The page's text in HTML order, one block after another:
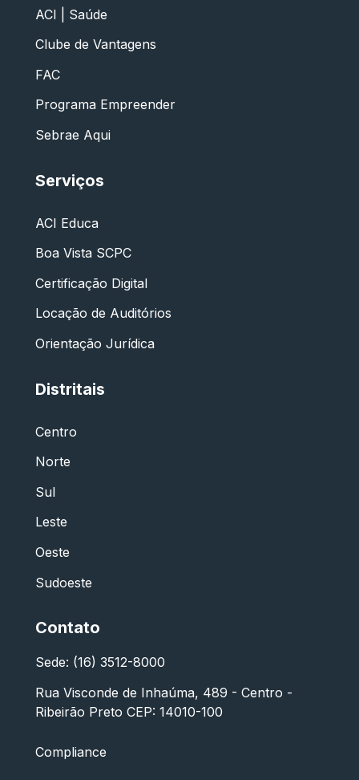
ACI | Saúde
Clube de Vantagens
FAC
Programa Empreender
Sebrae Aqui
Serviços
ACI Educa
Boa Vista SCPC
Certificação Digital
Locação de Auditórios
Orientação Jurídica
Distritais
Centro
Norte
Sul
Leste
Oeste
Sudoeste
Contato
Sede: (16) 3512-8000
Rua Visconde de Inhaúma, 489 - Centro -
Ribeirão Preto CEP: 14010-100
Compliance